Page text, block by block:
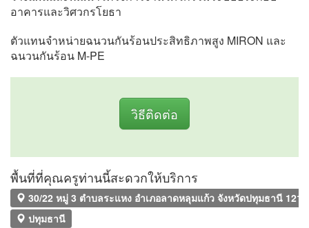
อาคารและวิศวกรโยธา
ตัวแทนจำหน่ายฉนวนกันร้อนประสิทธิภาพสูง MIRON และ
ฉนวนกันร้อน M-PE
วิธีติดต่อ
พื้นที่ที่คุณครูท่านนี้สะดวกให้บริการ
30/22 หมู่ 3 ตำบลระแหง อำเภอลาดหลุมแก้ว จังหวัดปทุมธานี
ปทุมธานี